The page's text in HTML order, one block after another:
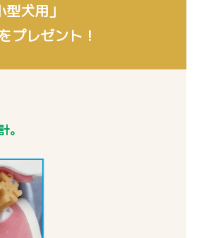
犬用」
プレゼント！
。